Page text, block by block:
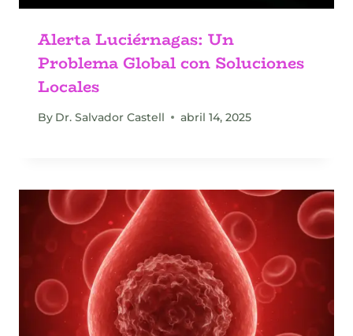
Alerta Luciérnagas: Un
Problema Global con Soluciones
Locales
By Dr. Salvador Castell abril 14, 2025